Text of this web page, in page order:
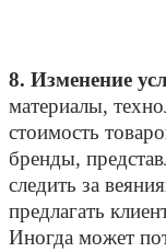
8. Изменение
материалы,
стоимость
бренды,
следить за
предлагать
Иногда может